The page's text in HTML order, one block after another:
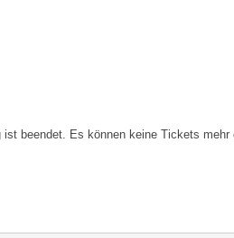
ist beendet. Es können keine Tickets mehr